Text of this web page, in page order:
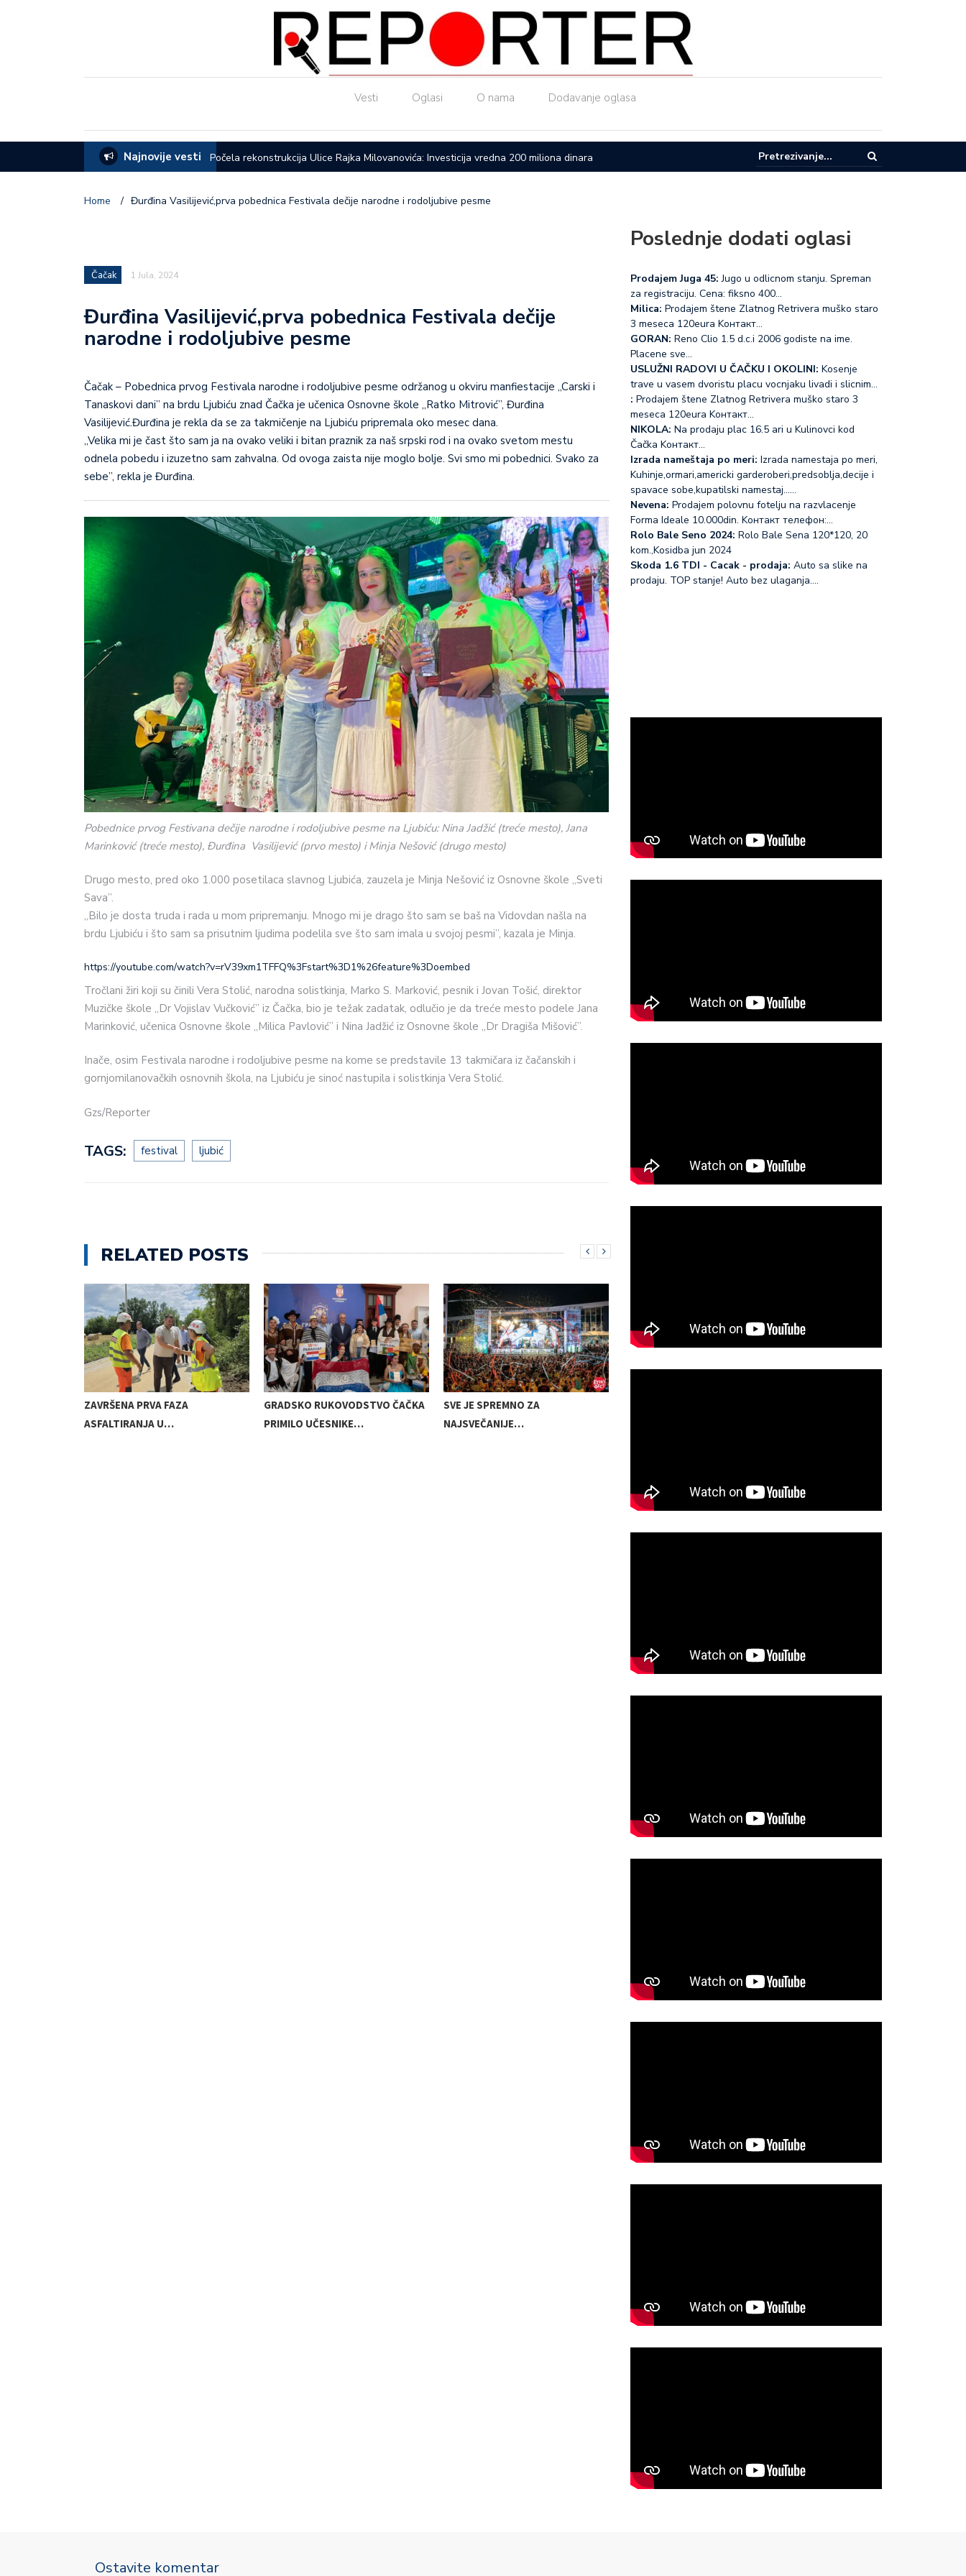
Vesti Oglasi O nama Dodavanje oglasa
Najnovije vesti Počela rekonstrukcija Ulice Rajka Milovanovića: Investicija vredna 200 miliona dinara Upućen apel za racionalnu potrošnju vode u Lučanima
Home / Đurđina Vasilijević,prva pobednica Festivala dečije narodne i rodoljubive pesme
Čačak 1 Jula, 2024
Đurđina Vasilijević,prva pobednica Festivala dečije
narodne i rodoljubive pesme
Čačak – Pobednica prvog Festivala narodne i rodoljubive pesme održanog u okviru manfiestacije „Carski i
Tanaskovi dani” na brdu Ljubiću znad Čačka je učenica Osnovne škole „Ratko Mitrović”, Đurđina
Vasilijević.Đurđina je rekla da se za takmičenje na Ljubiću pripremala oko mesec dana.
„Velika mi je čast što sam ja na ovako veliki i bitan praznik za naš srpski rod i na ovako svetom mestu
odnela pobedu i izuzetno sam zahvalna. Od ovoga zaista nije moglo bolje. Svi smo mi pobednici. Svako za
sebe”, rekla je Đurđina.
Pobednice prvog Festivana dečije narodne i rodoljubive pesme na Ljubiću: Nina Jadžić (treće mesto), Jana
Marinković (treće mesto), Đurđina Vasilijević (prvo mesto) i Minja Nešović (drugo mesto)
Drugo mesto, pred oko 1.000 posetilaca slavnog Ljubića, zauzela je Minja Nešović iz Osnovne škole „Sveti
Sava”.
„Bilo je dosta truda i rada u mom pripremanju. Mnogo mi je drago što sam se baš na Vidovdan našla na
brdu Ljubiću i što sam sa prisutnim ljudima podelila sve što sam imala u svojoj pesmi”, kazala je Minja.
https://youtube.com/watch?v=rV39xm1TFFQ%3Fstart%3D1%26feature%3Doembed
Tročlani žiri koji su činili Vera Stolić, narodna solistkinja, Marko S. Marković, pesnik i Jovan Tošić, direktor
Muzičke škole „Dr Vojislav Vučković” iz Čačka, bio je težak zadatak, odlučio je da treće mesto podele Jana
Marinković, učenica Osnovne škole „Milica Pavlović” i Nina Jadžić iz Osnovne škole „Dr Dragiša Mišović”.
Inače, osim Festivala narodne i rodoljubive pesme na kome se predstavile 13 takmičara iz čačanskih i
gornjomilanovačkih osnovnih škola, na Ljubiću je sinoć nastupila i solistkinja Vera Stolić.
Gzs/Reporter
TAGS: festival ljubić
RELATED POSTS
ZAVRŠENA PRVA FAZA
ASFALTIRANJA U…
GRADSKO RUKOVODSTVO ČAČKA
PRIMILO UČESNIKE…
SVE JE SPREMNO ZA
NAJSVEČANIJE…
Poslednje dodati oglasi
Prodajem Juga 45: Jugo u odlicnom stanju. Spreman
za registraciju. Cena: fiksno 400…
Milica: Prodajem štene Zlatnog Retrivera muško staro
3 meseca 120eura Koнтакт…
GORAN: Reno Clio 1.5 d.c.i 2006 godiste na ime.
Placene sve…
USLUŽNI RADOVI U ČAČKU I OKOLINI: Kosenje
trave u vasem dvoristu placu vocnjaku livadi i slicnim…
: Prodajem štene Zlatnog Retrivera muško staro 3
meseca 120eura Koнтакт…
NIKOLA: Na prodaju plac 16.5 ari u Kulinovci kod
Čačka Koнтакт…
Izrada nameštaja po meri: Izrada namestaja po meri,
Kuhinje,ormari,americki garderoberi,predsoblja,decije i
spavace sobe,kupatilski namestaj...…
Nevena: Prodajem polovnu fotelju na razvlacenje
Forma Ideale 10.000din. Koнтакт телефон:…
Rolo Bale Seno 2024: Rolo Bale Sena 120*120, 20
kom.,Kosidba jun 2024
Skoda 1.6 TDI - Cacak - prodaja: Auto sa slike na
prodaju. TOP stanje! Auto bez ulaganja.…
Ostavite komentar